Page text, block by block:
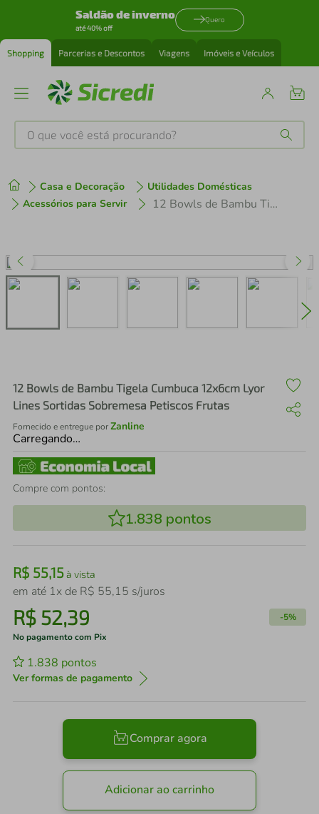
Saldão de inverno
até 40% off
Quero
Shopping Parcerias e Descontos Viagens Imóveis e Veículos
O que você está procurando?
Casa e Decoração
Utilidades Domésticas
Acessórios para Servir
12 Bowls de Bambu Tigela Cumbuca 12x6cm Lyor Lines Sortidas Sobremesa Petiscos Frutas
12 Bowls de Bambu Tigela Cumbuca 12x6cm Lyor
Lines Sortidas Sobremesa Petiscos Frutas
Fornecido e entregue porZanline
Carregando…
Compre com pontos:
1.838 pontos
R$ 55,15à vista
em até 1x de R$ 55,15 s/juros
R$ 52,39 -5%
No pagamento com Pix
1.838 pontos
Ver formas de pagamento
Comprar agora
Adicionar ao carrinho
1º tenis
3º perfume